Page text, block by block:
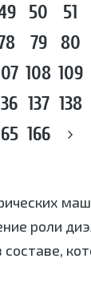
50 51
79 80
108 109
137 138
166
роли